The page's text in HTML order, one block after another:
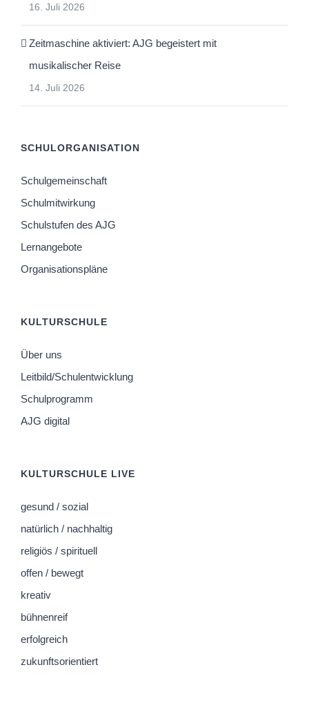
16. Juli 2026
Zeitmaschine aktiviert: AJG begeistert mit
musikalischer Reise
14. Juli 2026
SCHULORGANISATION
Schulgemeinschaft
Schulmitwirkung
Schulstufen des AJG
Lernangebote
Organisationspläne
KULTURSCHULE
Über uns
Leitbild/Schulentwicklung
Schulprogramm
AJG digital
KULTURSCHULE LIVE
gesund / sozial
natürlich / nachhaltig
religiös / spirituell
offen / bewegt
kreativ
bühnenreif
erfolgreich
zukunftsorientiert